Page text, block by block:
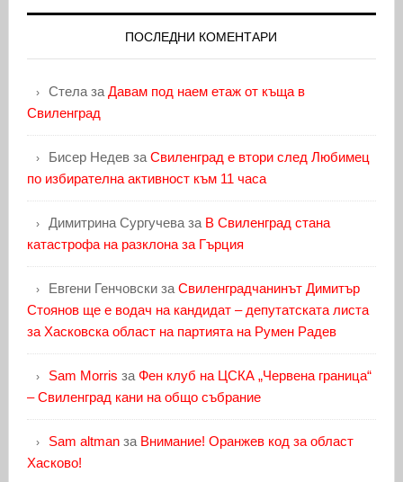
ПОСЛЕДНИ КОМЕНТАРИ
Стелаза Давам под наем етаж от къща в
Свиленград
Бисер Недевза Свиленград е втори след Любимец
по избирателна активност към 11 часа
Димитрина Сургучеваза В Свиленград стана
катастрофа на разклона за Гърция
Евгени Генчовскиза Свиленградчанинът Димитър
Стоянов ще е водач на кандидат – депутатската листа
за Хасковска област на партията на Румен Радев
Sam Morris за Фен клуб на ЦСКА „Червена граница“
– Свиленград кани на общо събрание
Sam altmanза Внимание! Оранжев код за област
Хасково!